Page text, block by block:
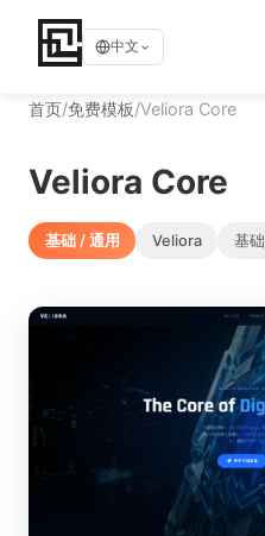
中文
首页/免费模板/Veliora Core
Veliora Core
基础 / 通用 Veliora 基础